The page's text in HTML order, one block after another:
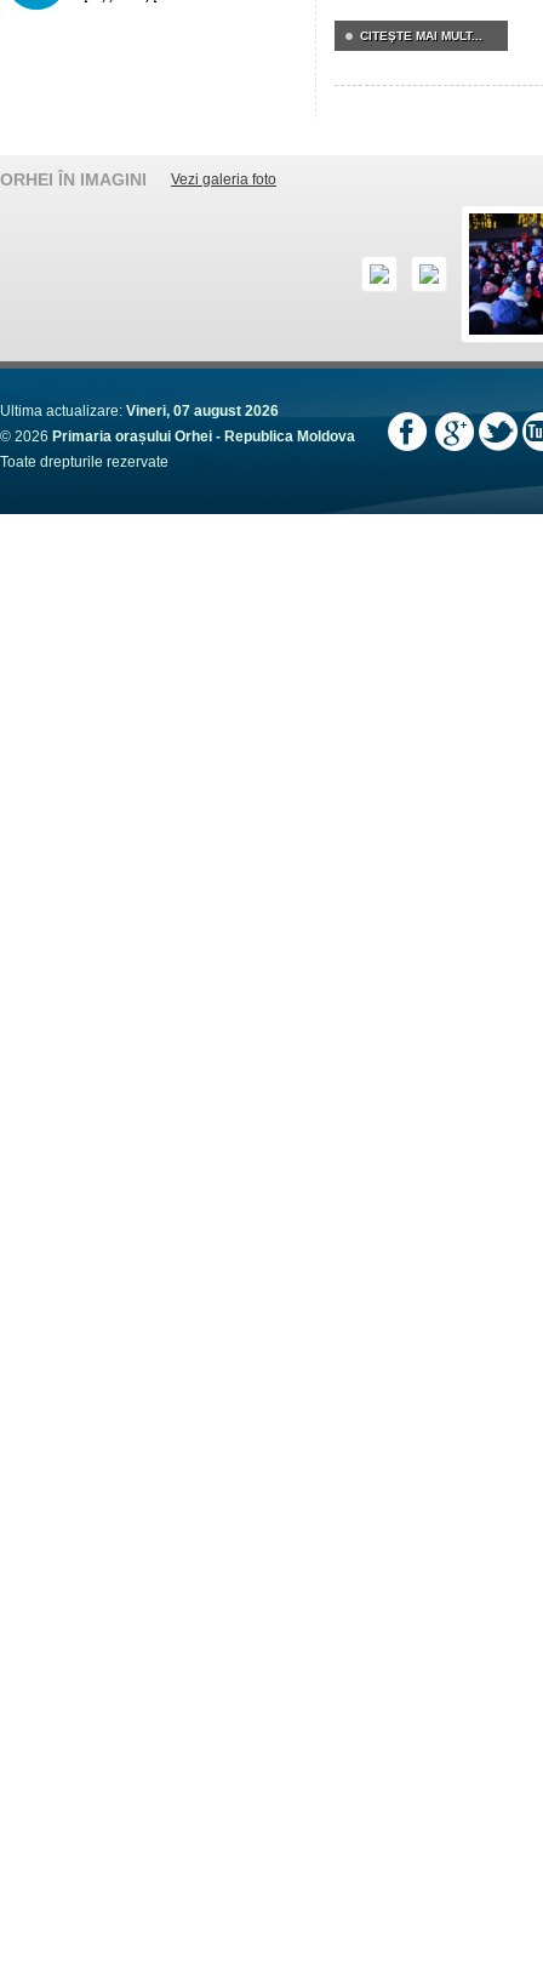
CITEŞTE MAI MULT...
ORHEI ÎN IMAGINI Vezi galeria foto
Ultima actualizare: Vineri, 07 august 2026
© 2026 Primaria orașului Orhei - Republica Moldova
Toate drepturile rezervate